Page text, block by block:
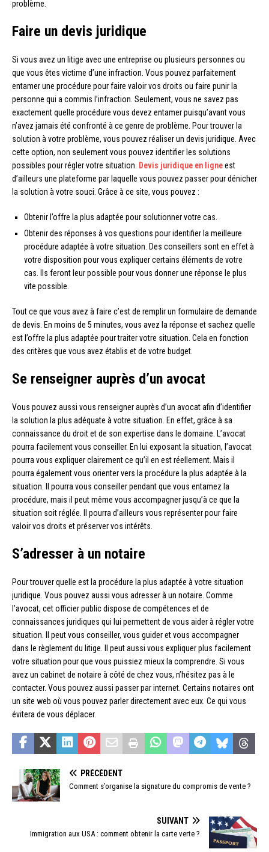
problème.
Faire un devis juridique
Si vous avez un litige avec une entreprise ou plusieurs personnes ou
que vous êtes victime d’une infraction. Vous pouvez parfaitement
entamer une procédure pour faire valoir vos droits ou faire punir la
personne qui a commis l’infraction. Seulement, vous ne savez pas
exactement quelle procédure vous devez entamer puisqu’avant vous
n’avez jamais été confronté à ce genre de problème. Pour trouver la
solution à votre problème, vous pouvez réaliser un devis juridique. Avec
cette option, non seulement vous pouvez identifier les solutions
possibles pour régler votre situation. Devis juridique en ligneest
d’ailleurs une plateforme par laquelle vous pouvez passer pour dénicher
la solution à votre souci. Grâce à ce site, vous pouvez :
Obtenir l’offre la plus adaptée pour solutionner votre cas.
Obtenir des réponses à vos questions pour identifier la meilleure
procédure adaptée à votre situation. Des conseillers sont en effet à
votre disposition pour vous expliquer certains éléments de votre
cas. Ils feront leur possible pour vous donner une réponse le plus
vite possible.
Tout ce que vous avez à faire c’est de remplir un formulaire de demande
de devis. En moins de 5 minutes, vous avez la réponse et sachez quelle
est l’offre la plus adaptée pour traiter votre situation. Cela en fonction
des critères que vous avez établis et de votre budget.
Se renseigner auprès d’un avocat
Vous pouvez aussi vous renseigner auprès d’un avocat afin d’identifier
la solution la plus adéquate à votre situation. En effet, grâce à sa
connaissance du droit et de son expertise dans le domaine. L’avocat
pourra facilement vous conseiller. En lui exposant la situation, l’avocat
pourra vous expliquer clairement ce qu’il en est réellement. Mais il
pourra également vous orienter vers la procédure la plus adaptée à la
situation. Il pourra vous conseiller pendant que vous entamez la
procédure, mais il peut même vous accompagner jusqu’à ce que la
situation soit réglée. Il pourra d’ailleurs vous représenter pour faire
valoir vos droits et préserver vos intérêts.
S’adresser à un notaire
Pour trouver quelle est la procédure la plus adaptée à votre situation
juridique. Vous pouvez aussi vous adresser à un notaire. Comme
l’avocat, cet officier public dispose de compétences et de
connaissances juridiques qui lui permettent de vous aider à régler votre
situation. Il peut vous conseiller, vous guider et vous accompagner
dans le règlement du litige. Il peut aussi vous expliquer plus facilement
votre situation pour que vous puissiez mieux la comprendre. Si vous
avez un cabinet de notaire à côté de chez vous, n’hésitez pas à le
contacter. Vous pouvez aussi passer par internet. Certains notaires ont
un site web où vous pouvez parler directement avec eux. Ce qui vous
évitera de vous déplacer.
PRÉCÉDENT
Comment s’organise la signature du compromis de vente ?
SUIVANT
Immigration aux USA : comment obtenir la carte verte ?